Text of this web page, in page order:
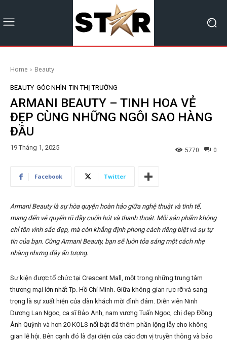
Home Beauty
BEAUTY GÓC NHÌN TIN THỊ TRƯỜNG
ARMANI BEAUTY – TINH HOA VẺ
ĐẸP CÙNG NHỮNG NGÔI SAO HÀNG
ĐẦU
19 Tháng 1, 2025 0
5770
Facebook Twitter
Armani Beauty là sự hòa quyện hoàn hảo giữa nghệ thuật và tinh tế,
mang đến vẻ quyến rũ đầy cuốn hút và thanh thoát. Mỗi sản phẩm không
chỉ tôn vinh sắc đẹp, mà còn khẳng định phong cách riêng biệt và sự tự
tin của bạn. Cùng Armani Beauty, bạn sẽ luôn tỏa sáng một cách nhẹ
nhàng nhưng đầy ấn tượng.
Sự kiện được tổ chức tại Crescent Mall, một trong những trung tâm
thương mại lớn nhất Tp. Hồ Chí Minh. Giữa không gian rực rỡ và sang
trọng là sự xuất hiện của dàn khách mời đình đám. Diễn viên Ninh
Dương Lan Ngọc, ca sĩ Bảo Anh, nam vương Tuấn Ngọc, chị đẹp Đồng
Ánh Quỳnh và hơn 20 KOLS nổi bật đã thêm phần lộng lẫy cho không
gian lễ hội. Bên cạnh đó là đại diện của các đơn vị truyền thông và báo